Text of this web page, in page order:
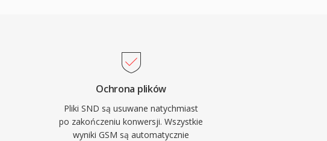
Ochrona plików
Pliki SND są usuwane natychmiast
po zakończeniu konwersji. Wszystkie
wyniki GSM są automatycznie